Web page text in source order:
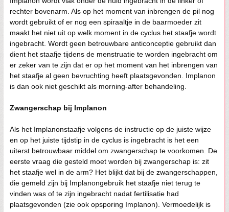
rechter bovenarm. Als op het moment van inbrengen de pil nog
wordt gebruikt of er nog een spiraaltje in de baarmoeder zit
maakt het niet uit op welk moment in de cyclus het staafje wordt
ingebracht. Wordt geen betrouwbare anticonceptie gebruikt dan
dient het staafje tijdens de menstruatie te worden ingebracht om
er zeker van te zijn dat er op het moment van het inbrengen van
het staafje al geen bevruchting heeft plaatsgevonden. Implanon
is dan ook niet geschikt als morning-after behandeling.
Zwangerschap bij Implanon
Als het Implanonstaafje volgens de instructie op de juiste wijze
en op het juiste tijdstip in de cyclus is ingebracht is het een
uiterst betrouwbaar middel om zwangerschap te voorkomen. De
eerste vraag die gesteld moet worden bij zwangerschap is: zit
het staafje wel in de arm? Het blijkt dat bij de zwangerschappen,
die gemeld zijn bij Implanongebruik het staafje niet terug te
vinden was of te zijn ingebracht nadat fertilisatie had
plaatsgevonden (zie ook opsporing Implanon). Vermoedelijk is